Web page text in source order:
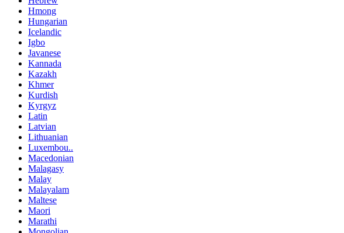
Hmong
Hungarian
Icelandic
Igbo
Javanese
Kannada
Kazakh
Khmer
Kurdish
Kyrgyz
Latin
Latvian
Lithuanian
Luxembou..
Macedonian
Malagasy
Malay
Malayalam
Maltese
Maori
Marathi